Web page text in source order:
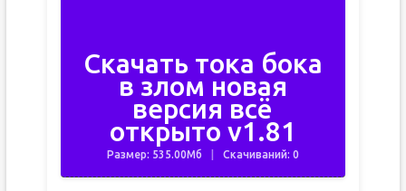
Скачать тока бока
в злом новая
версия всё
открыто v1.81
Размер: 535.00Мб Скачиваний: 0